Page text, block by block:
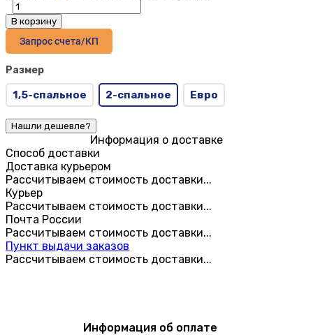
В корзину
Запрос счета/КП
Размер
1,5-спальное 2-спальное Евро
Информация о доставке
Способ доставки
Доставка курьером
Рассчитываем стоимость доставки...
Курьер
Рассчитываем стоимость доставки...
Почта России
Рассчитываем стоимость доставки...
Пункт выдачи заказов
Рассчитываем стоимость доставки...
Информация об оплате